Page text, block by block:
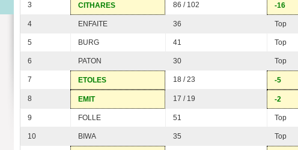
3 CITHARES 86 / 102 -16
4 ENFAITE 36 Top
5 BURG 41 Top
6 PATON 30 Top
7 ETOLES 18 / 23 -5
8 EMIT 17 / 19 -2
9 FOLLE 51 Top
10 BIWA 35 Top